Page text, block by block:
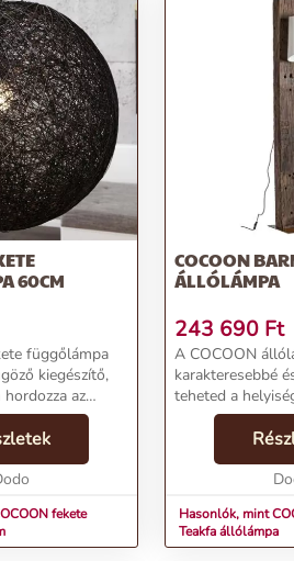
fonálból készült, egyedi
színű kivitel ideális választás modern
A lámpa eleganciájával együtt
és hozd el otthonodba a COCOON
60CM
függőlámpa
kiegészítő,
az
számára,
„csináld
ez a lámpa
fekete
COCOON
ÁLLÓLÁMPA
243 690 Ft
A COCOON
karakteresebbé
teheted a
irodádról, akár a
szó. Acéltalp
vízbázisú
készült lámpa
Hasonlók, mint
Teakfa állólámpa